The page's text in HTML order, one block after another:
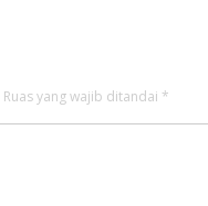
Ruas yang wajib ditandai *